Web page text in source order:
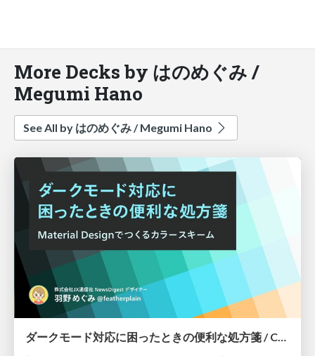
More Decks by はのめぐみ /
Megumi Hano
See All by はのめぐみ / Megumi Hano
ダークモード対応に困ったときの便利な処方箋 / Color scheme for dark mode